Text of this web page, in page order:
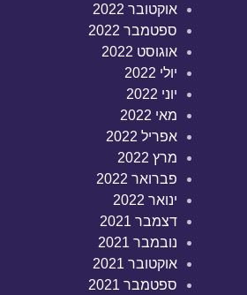
אוקטובר 2022
ספטמבר 2022
אוגוסט 2022
יולי 2022
יוני 2022
מאי 2022
אפריל 2022
מרץ 2022
פברואר 2022
ינואר 2022
דצמבר 2021
נובמבר 2021
אוקטובר 2021
ספטמבר 2021